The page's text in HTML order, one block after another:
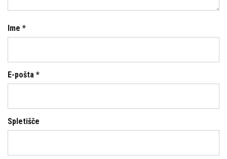
Ime *
E-pošta *
Spletišče